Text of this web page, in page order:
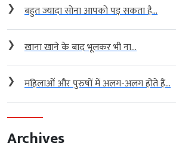
❯ बहुत ज्यादा सोना आपको पड़ सकता है...
❯ खाना खाने के बाद भूलकर भी ना...
❯ महिलाओं और पुरुषों में अलग-अलग होते हैं...
Archives